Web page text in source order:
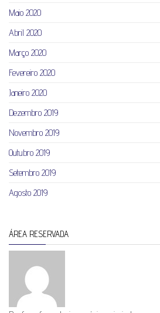
Maio 2020
Abril 2020
Março 2020
Fevereiro 2020
Janeiro 2020
Dezembro 2019
Novembro 2019
Outubro 2019
Setembro 2019
Agosto 2019
ÁREA RESERVADA